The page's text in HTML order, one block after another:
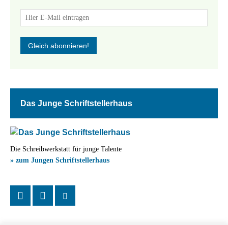
Das Junge Schriftstellerhaus
Die Schreibwerkstatt für junge Talente
» zum Jungen Schriftstellerhaus